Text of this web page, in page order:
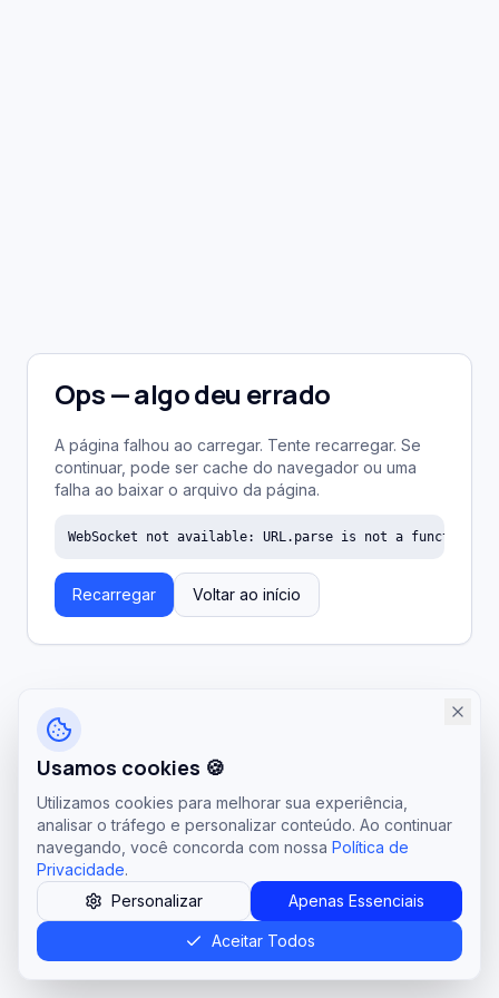
Ops — algo deu errado
A página falhou ao carregar. Tente recarregar. Se
continuar, pode ser cache do navegador ou uma
falha ao baixar o arquivo da página.
WebSocket not available: URL.parse is not a function
Recarregar Voltar ao início
Usamos cookies 🍪
Utilizamos cookies para melhorar sua experiência,
analisar o tráfego e personalizar conteúdo. Ao continuar
navegando, você concorda com nossa Política de
Privacidade.
Personalizar
Apenas Essenciais
Aceitar Todos